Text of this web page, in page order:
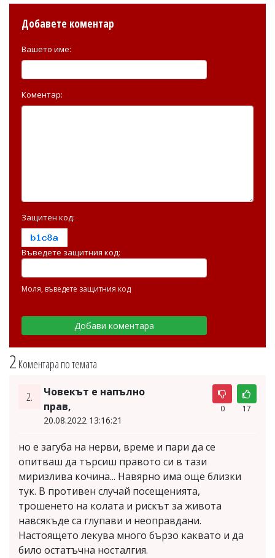
2 Коментара по темата
2.
Човекът е напълно
прав,
20.08.2022 13:16:21
0 17
но е загуба на нерви, време и пари да се
опитваш да търсиш правото си в тази
миризлива кочина... Навярно има още близки
тук. В противен случай посещенията,
трошенето на колата и рискът за живота
навсякъде са глупави и неоправдани.
Настоящето лекува много бързо каквато и да
било остатъчна носталгия.
Добавете коментар
Вашето име:
Коментар:
Защитен код:
Въведете защитния код:
Моля, въведете защитния код